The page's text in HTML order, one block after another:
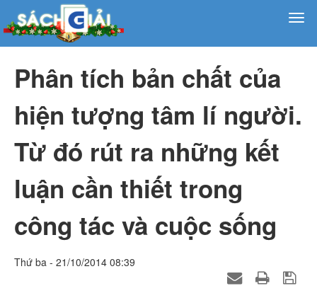
Phân tích bản chất của
hiện tượng tâm lí người.
Từ đó rút ra những kết
luận cần thiết trong
công tác và cuộc sống
Thứ ba - 21/10/2014 08:39